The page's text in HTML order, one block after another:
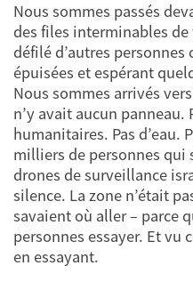
Nous sommes passés
des files interminables
défilé d’autres
épuisées et espérant
Nous sommes arrivés
n’y avait aucun panneau.
humanitaires. Pas d’eau.
milliers de personnes qui
drones de surveillance
silence. La zone n’était
savaient où aller – parce
personnes essayer. Et vu
en essayant.